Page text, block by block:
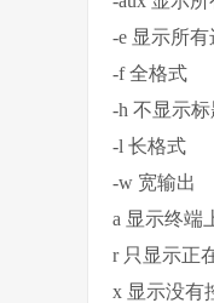
-e 显示所
-f 全格式
-h 不显示标
-l 长格式
-w 宽输出
a 显示终端
r 只显示正
x 显示没有